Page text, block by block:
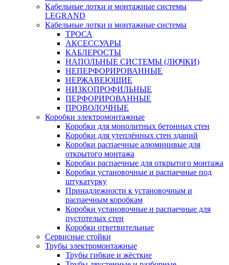
Кабельные лотки и монтажные системы
LEGRAND
Кабельные лотки и монтажные системы
ТРОСА
АКСЕССУАРЫ
КАБЛЕРОСТЫ
НАПОЛЬНЫЕ СИСТЕМЫ (ЛЮЧКИ)
НЕПЕРФОРИРОВАННЫЕ
НЕРЖАВЕЮЩИЕ
НИЗКОПРОФИЛЬНЫЕ
ПЕРФОРИРОВАННЫЕ
ПРОВОЛОЧНЫЕ
Коробки электромонтажные
Коробки для монолитных бетонных стен
Коробки для утеплённых стен зданий
Коробки распаечные алюминивые для
открытого монтажа
Коробки распаечные для открытого монтажа
Коробки установочные и распаечные под
штукатурку
Принадлежности к установочным и
распаечным коробкам
Коробки установочные и распаечные для
пустотелых стен
Коробки ответвительные
Сервисные стойки
Трубы электромонтажные
Трубы гибкие и жёсткие